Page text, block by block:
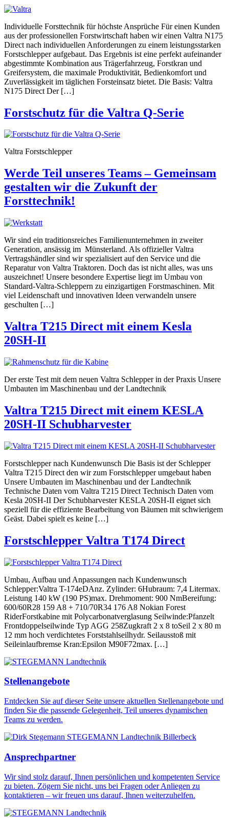
Individuelle Forsttechnik für höchste Ansprüche Für einen Kunden
aus der professionellen Forstwirtschaft haben wir einen Valtra N175
Direct nach individuellen Anforderungen zu einem leistungsstarken
Forstschlepper aufgebaut. Das Ergebnis ist eine perfekt aufeinander
abgestimmte Kombination aus Trägerfahrzeug, Forstkran und
Greifersystem, die maximale Produktivität, Bedienkomfort und
Zuverlässigkeit im täglichen Forsteinsatz bietet. Die Basis: Valtra
N175 Direct Der […]
Forstschutz für die Valtra Q-Serie
Valtra Forstschlepper
Werde Teil unseres Teams – Gemeinsam
gestalten wir die Zukunft der
Forsttechnik!
Wir sind ein traditionsreiches Familienunternehmen in zweiter
Generation, ansässig im Münsterland. Als offizieller Valtra
Vertragshändler sind wir spezialisiert auf den Service und die
Reparatur von Valtra Traktoren. Doch das ist nicht alles, was uns
auszeichnet! Unsere besondere Expertise liegt im Umbau von
Standard-Valtra-Schleppern zu einzigartigen Forstmaschinen. Mit
viel Leidenschaft und innovativen Ideen verwandeln unsere
geschulten […]
Valtra T215 Direct mit einem Kesla
20SH-II
Der erste Test mit dem neuen Valtra Schlepper in der Praxis Unsere
Umbauten im Maschinenbau und der Landtechnik
Valtra T215 Direct mit einem KESLA
20SH-II Schubharvester
Forstschlepper nach Kundenwunsch Die Basis ist der Schlepper
Valtra T215 Direct den wir zum Forstschlepper umgebaut haben
Unsere Umbauten im Maschinenbau und der Landtechnik
Technische Daten vom Valtra T215 Direct Technisch Daten vom
Kesla 20SH-II Der Schubharvester KESLA 20SH-II eignet sich
speziell für die effiziente Bearbeitung von Bäumen mit schwierigem
Geäst. Dabei spielt es keine […]
Forstschlepper Valtra T174 Direct
Umbau, Aufbau und Anpassungen nach Kundenwunsch
Schlepper:Valtra T-174eDAnz. Zylinder: 6Hubraum: 7,4 Litermax.
Leistung 140 kW (190 PS)max. Drehmoment: 900 NmBereifung:
600/60R28 159 A8 + 710/70R34 176 A8 Nokian Forest
RiderForstkabine mit Polycarbonatverglasung Seilwinde:Pfanzelt
Frontdoppelseilwinde Typ AGG 258Zugkraft 2 x 8 toSeil 2 x 80 m
12 mm hoch verdichtetes Forststahlseilhydr. Seilausstoß mit
Seileinlaufbremse Kran:Epsilon M90F72max. […]
Stellenangebote
Entdecken Sie auf dieser Seite unsere aktuellen Stellenangebote und
finden Sie die passende Gelegenheit, Teil unseres dynamischen
Teams zu werden.
Ansprechpartner
Wir sind stolz darauf, Ihnen persönlichen und kompetenten Service
zu bieten. Zögern Sie nicht, uns bei Fragen oder Anliegen zu
kontaktieren – wir freuen uns darauf, Ihnen weiterzuhelfen.